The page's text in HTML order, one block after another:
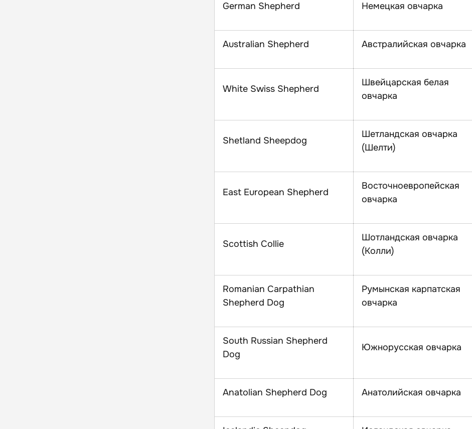
German Shepherd Немецкая овчарка
Australian Shepherd Австралийская овчарка
White Swiss Shepherd
Швейцарская белая
овчарка
Shetland Sheepdog
Шетландская овчарка
(Шелти)
East European Shepherd
Восточноевропейская
овчарка
Scottish Collie
Шотландская овчарка
(Колли)
Romanian Carpathian
Shepherd Dog
Румынская карпатская
овчарка
South Russian Shepherd
Dog
Южнорусская овчарка
Anatolian Shepherd Dog Анатолийская овчарка